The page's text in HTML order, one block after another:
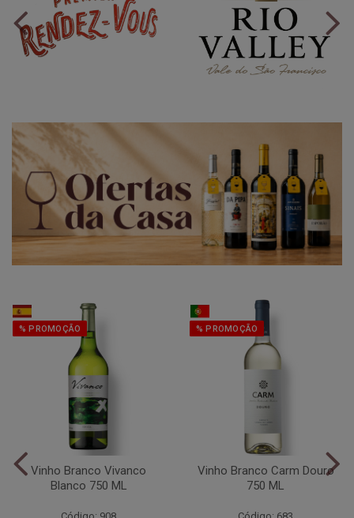
% PROMOÇÃO
Vinho Branco Vivanco
Blanco 750 ML
% PROMOÇÃO
Vinho Branco Carm Douro
750 ML